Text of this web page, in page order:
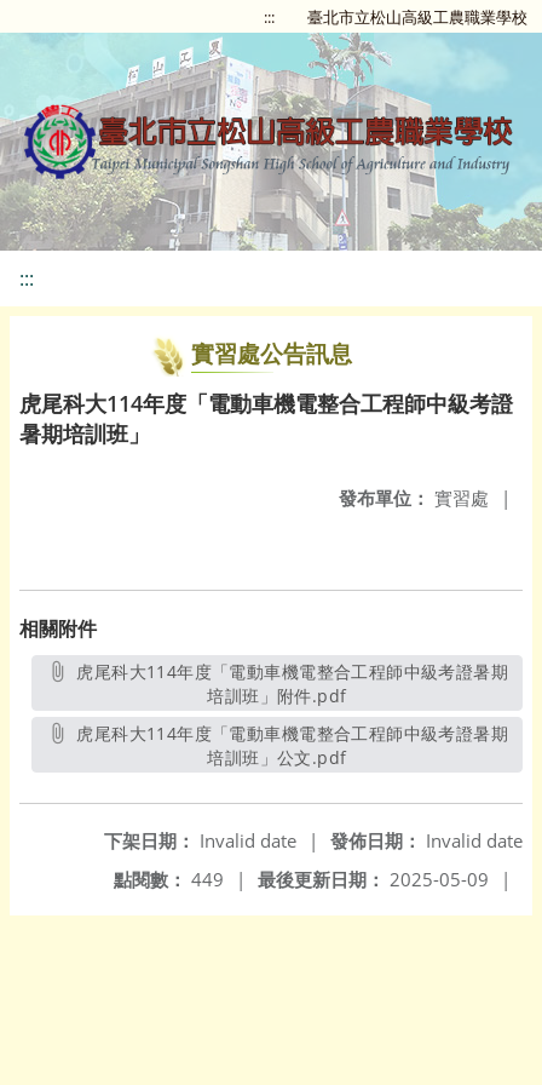
::: 臺北市立松山高級工農職業學校
:::
實習處公告訊息
虎尾科大114年度「電動車機電整合工程師中級考證
暑期培訓班」
發布單位： 實習處 |
相關附件
培訓班」附件.pdf另開新視窗
培訓班」公文.pdf另開新視窗
發佈日期： Invalid date
下架日期： Invalid date
|
最後更新日期： 2025-05-09 |
點閱數： 449 |